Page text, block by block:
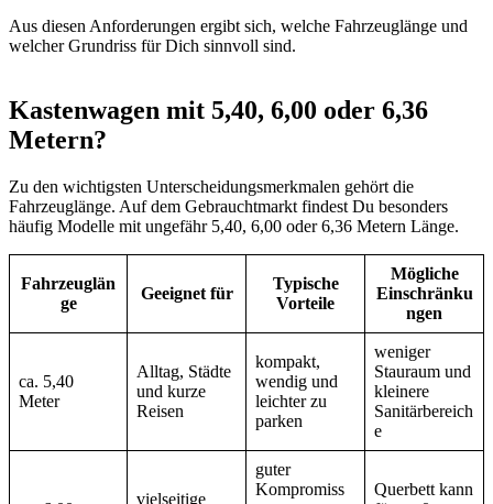
Aus diesen Anforderungen ergibt sich, welche Fahrzeuglänge und
welcher Grundriss für Dich sinnvoll sind.
Kastenwagen mit 5,40, 6,00 oder 6,36
Metern?
Zu den wichtigsten Unterscheidungsmerkmalen gehört die
Fahrzeuglänge. Auf dem Gebrauchtmarkt findest Du besonders
häufig Modelle mit ungefähr 5,40, 6,00 oder 6,36 Metern Länge.
Fahrzeuglän
ge
Geeignet für
Typische
Vorteile
Mögliche
Einschränku
ngen
ca. 5,40
Meter
Alltag, Städte
und kurze
Reisen
kompakt,
wendig und
leichter zu
parken
weniger
Stauraum und
kleinere
Sanitärbereich
e
vielseitige
guter
Kompromiss
Querbett kann